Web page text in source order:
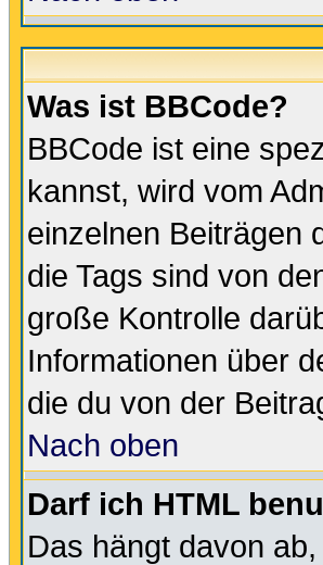
Was ist BBCode?
BBCode ist eine
kannst, wird vom
einzelnen Beiträgen
die Tags sind von
große Kontrolle
Informationen über
die du von der
Nach oben
Darf ich HTML
Das hängt davon